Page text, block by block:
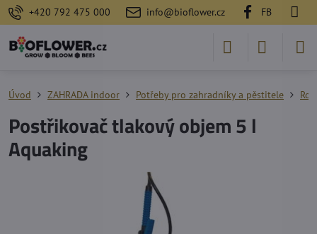
+420 792 475 000 info@bioflower.cz FB
Úvod ZAHRADA indoor Potřeby pro zahradníky a pěstitele
Postřikovač tlakový objem 5 l
Aquaking